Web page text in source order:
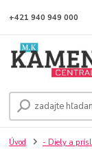
+421 940 949 000
Úvod - Diely a